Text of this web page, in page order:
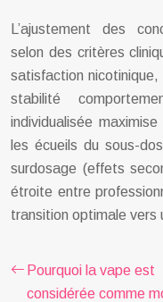
L’ajustement des
selon des critères
satisfaction
stabilité
individualisée
les écueils du sous-
surdosage (effets
étroite entre
transition optimale vers
Pourquoi la vape est
considérée comme